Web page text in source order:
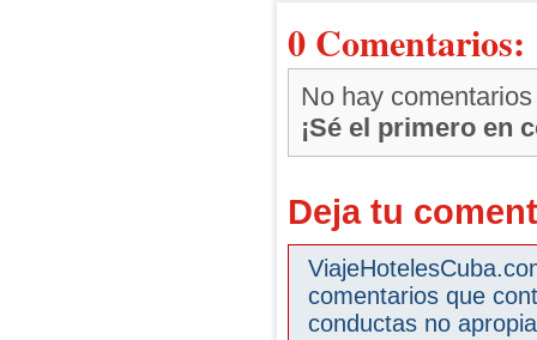
0 Comentarios:
No hay comentarios
¡Sé el primero en
Deja tu
comentarios que
conductas no